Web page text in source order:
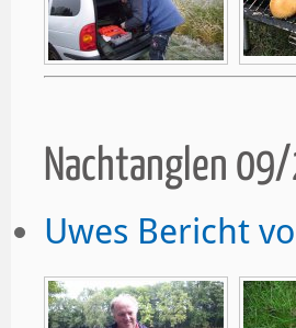
Nachtanglen
Uwes Bericht